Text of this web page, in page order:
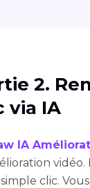
2.
via IA
IA
clic.